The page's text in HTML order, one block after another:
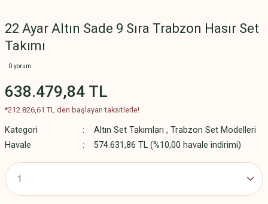
22 Ayar Altın Sade 9 Sıra Trabzon Hasır Set
Takımı
0 yorum
638.479,84 TL
*212.826,61 TL den başlayan taksitlerle!
Kategori Altın Set Takımları , Trabzon Set Modelleri
Havale
574.631,86 TL (%10,00 havale indirimi)